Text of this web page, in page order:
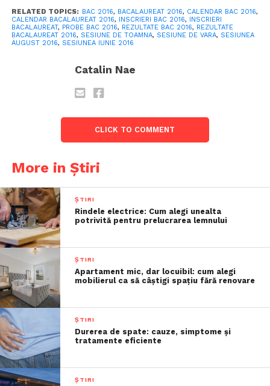
RELATED TOPICS: BAC 2016, BACALAUREAT 2016, CALENDAR BAC 2016,
CALENDAR BACALAUREAT 2016, INSCRIERI BAC 2016, INSCRIERI
BACALAUREAT, PROBE BAC 2016, REZULTATE BAC 2016, REZULTATE
BACALAUREAT 2016, SESIUNE DE TOAMNA, SESIUNE DE VARA, SESIUNEA
AUGUST 2016, SESIUNEA IUNIE 2016
Catalin Nae
CLICK TO COMMENT
More in Știri
ȘTIRI
Rindele electrice: Cum alegi unealta
potrivită pentru prelucrarea lemnului
ȘTIRI
Apartament mic, dar locuibil: cum alegi
mobilierul ca să câștigi spațiu fără renovare
ȘTIRI
Durerea de spate: cauze, simptome și
tratamente eficiente
ȘTIRI